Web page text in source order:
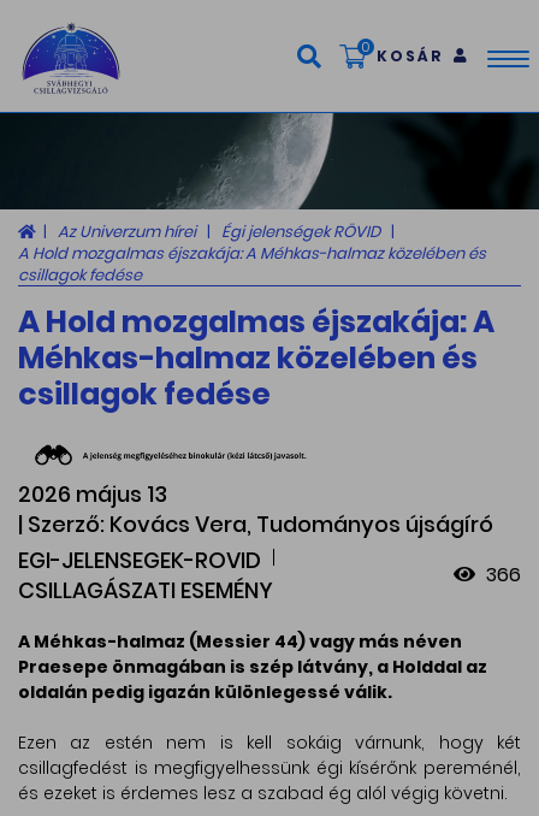
0 KOSÁR
Az Univerzum hírei
Égi jelenségek RÖVID
A Hold mozgalmas éjszakája: A Méhkas-halmaz közelében és
csillagok fedése
A Hold mozgalmas éjszakája: A
Méhkas-halmaz közelében és
csillagok fedése
2026 május 13
| Szerző: Kovács Vera, Tudományos újságíró
EGI-JELENSEGEK-ROVID
CSILLAGÁSZATI ESEMÉNY
366
A Méhkas-halmaz (Messier 44) vagy más néven
Praesepe önmagában is szép látvány, a Holddal az
oldalán pedig igazán különlegessé válik.
Ezen az estén nem is kell sokáig várnunk, hogy két
csillagfedést is megfigyelhessünk égi kísérőnk pereménél,
és ezeket is érdemes lesz a szabad ég alól végig követni.